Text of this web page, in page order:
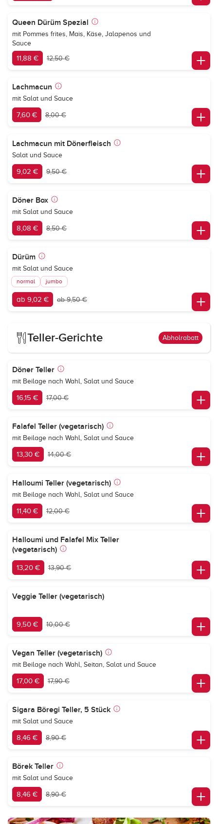
Queen Dürüm Spezial
mit Pommes frites, Mais, Käse, Jalapenos und
Sauce
11,88 € 12,50 €
Lachmacun
mit Salat und Sauce
7,60 € 8,00 €
Lachmacun mit Dönerfleisch
Salat und Sauce
9,02 € 9,50 €
Döner Box
mit Salat und Sauce
8,08 € 8,50 €
Dürüm
mit Salat und Sauce
normal jumbo
ab 9,02 € ab 9,50 €
Teller-Gerichte Abholrabatt
Döner Teller
mit Beilage nach Wahl, Salat und Sauce
16,15 € 17,00 €
Falafel Teller (vegetarisch)
mit Beilage nach Wahl, Salat und Sauce
13,30 € 14,00 €
Halloumi Teller (vegetarisch)
mit Beilage nach Wahl, Salat und Sauce
11,40 € 12,00 €
Halloumi und Falafel Mix Teller
(vegetarisch)
13,20 € 13,90 €
Veggie Teller (vegetarisch)
9,50 € 10,00 €
Vegan Teller (vegetarisch)
mit Beilage nach Wahl, Seitan, Salat und Sauce
17,00 € 17,90 €
Sigara Böregi Teller, 5 Stück
mit Salat und Sauce
8,46 € 8,90 €
Börek Teller
mit Salat und Sauce
8,46 € 8,90 €